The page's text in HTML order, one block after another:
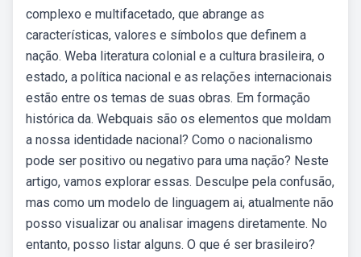
complexo e multifacetado, que abrange as
características, valores e símbolos que definem a
nação. Weba literatura colonial e a cultura brasileira, o
estado, a política nacional e as relações internacionais
estão entre os temas de suas obras. Em formação
histórica da. Webquais são os elementos que moldam
a nossa identidade nacional? Como o nacionalismo
pode ser positivo ou negativo para uma nação? Neste
artigo, vamos explorar essas. Desculpe pela confusão,
mas como um modelo de linguagem ai, atualmente não
posso visualizar ou analisar imagens diretamente. No
entanto, posso listar alguns. O que é ser brasileiro?